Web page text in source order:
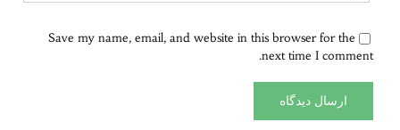
Save my name, email, and website in this browser for the
next time I comment.